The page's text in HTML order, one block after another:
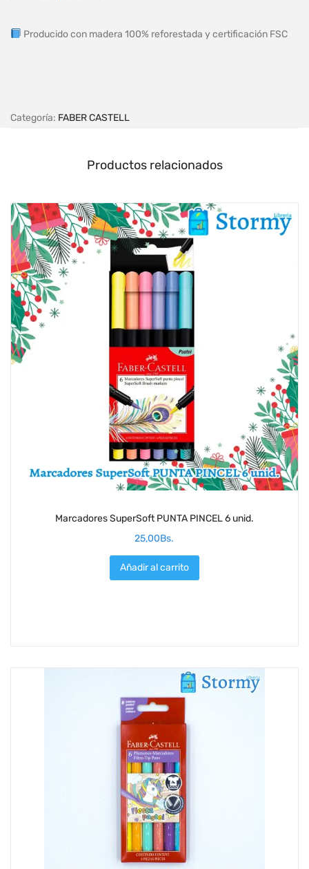
Producido con madera 100% reforestada y certificación FSC
Categoría: FABER CASTELL
Productos relacionados
Marcadores SuperSoft PUNTA PINCEL 6 unid.
25,00Bs.
Añadir al carrito